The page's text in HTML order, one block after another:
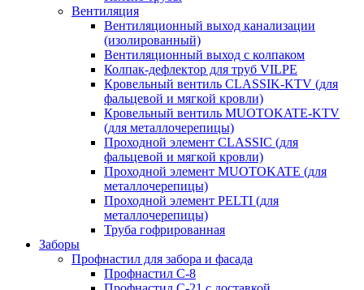
Вентиляция
Вентиляционный выход канализации
(изолированный)
Вентиляционный выход с колпаком
Колпак-дефлектор для труб VILPE
Кровельный вентиль CLASSIK-KTV (для
фальцевой и мягкой кровли)
Кровельный вентиль MUOTOKATE-KTV
(для металлочерепицы)
Проходной элемент CLASSIC (для
фальцевой и мягкой кровли)
Проходной элемент MUOTOKATE (для
металлочерепицы)
Проходной элемент PELTI (для
металлочерепицы)
Труба гофрированная
Заборы
Профнастил для забора и фасада
Профнастил С-8